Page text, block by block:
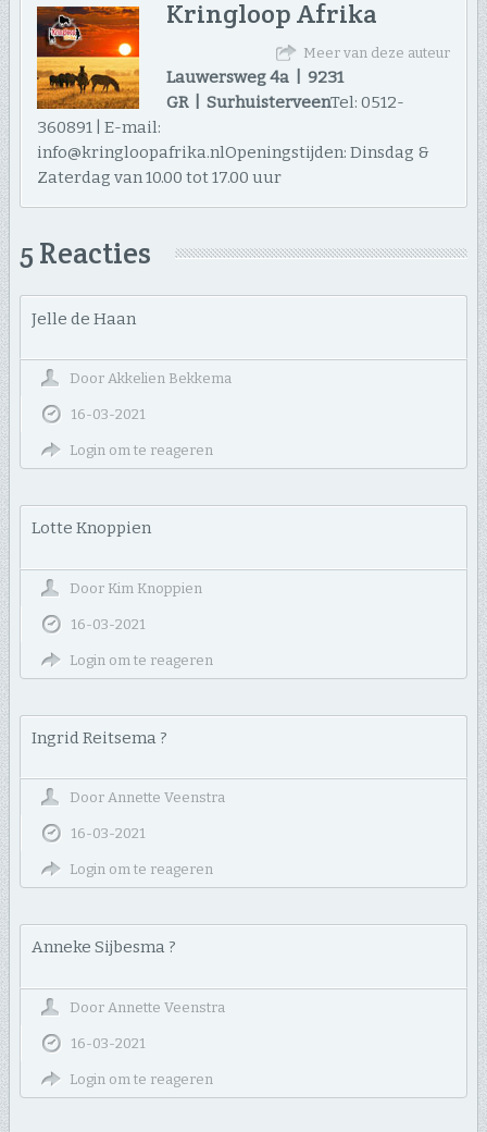
Kringloop Afrika
Meer van deze auteur
Lauwersweg 4a | 9231
GR | SurhuisterveenTel: 0512-
360891 | E-mail:
info@kringloopafrika.nlOpeningstijden: Dinsdag &
Zaterdag van 10.00 tot 17.00 uur
5 Reacties
Jelle de Haan
Door Akkelien Bekkema
16-03-2021
Login om te reageren
Lotte Knoppien
Door Kim Knoppien
16-03-2021
Login om te reageren
Ingrid Reitsema ?
Door Annette Veenstra
16-03-2021
Login om te reageren
Anneke Sijbesma ?
Door Annette Veenstra
16-03-2021
Login om te reageren